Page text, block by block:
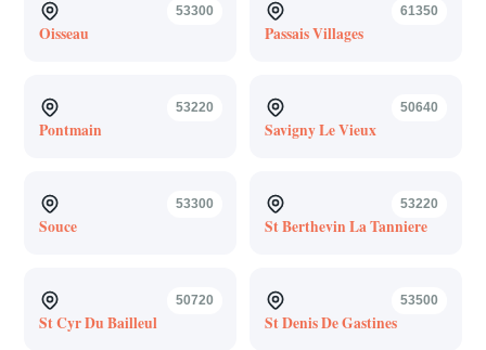
53300
Oisseau
61350
Passais Villages
53220
Pontmain
50640
Savigny Le Vieux
53300
Souce
53220
St Berthevin La Tanniere
50720
St Cyr Du Bailleul
53500
St Denis De Gastines